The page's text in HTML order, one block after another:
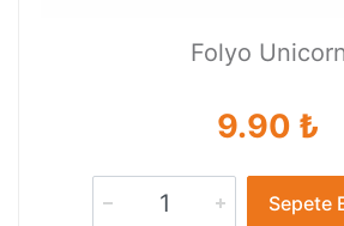
Folyo Unicorn
9.90 ₺